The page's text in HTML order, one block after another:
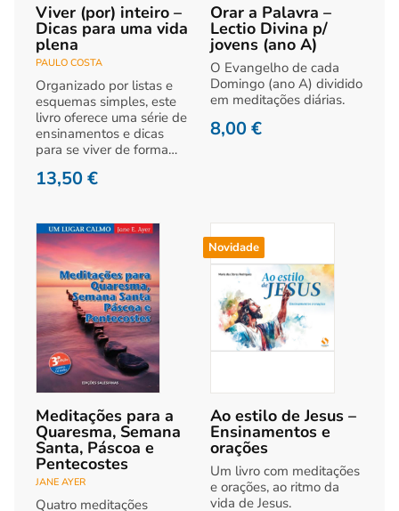
Viver (por) inteiro –
Dicas para uma vida
plena
PAULO COSTA
Organizado por listas e
esquemas simples, este
livro oferece uma série de
ensinamentos e dicas
para se viver de forma…
13,50€
Orar a Palavra –
Lectio Divina p/
jovens (ano A)
O Evangelho de cada
Domingo (ano A) dividido
em meditações diárias.
8,00€
Meditações para a
Quaresma, Semana
Santa, Páscoa e
Pentecostes
JANE AYER
Quatro meditações
Novidade
Ao estilo de Jesus –
Ensinamentos e
orações
Um livro com meditações
e orações, ao ritmo da
vida de Jesus.